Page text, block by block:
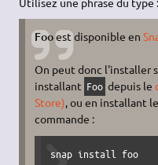
Fooest disponible en
On peut donc l'installer
installant Foo depuis le
Store), ou en installant
commande :
snap install foo